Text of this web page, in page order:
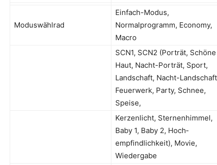
Moduswählrad
Einfach-Modus,
Normalprogramm, Economy,
Macro
SCN1, SCN2 (Porträt, Schöne
Haut, Nacht-Porträt, Sport,
Landschaft, Nacht-
Feuerwerk, Party, Schnee,
Speise,
Kerzenlicht, Sternenhimmel,
Baby 1, Baby 2, Hoch­
empfindlichkeit), Movie,
Wiedergabe